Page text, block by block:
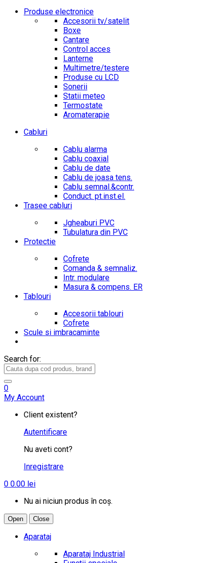
Produse electronice
Accesorii tv/satelit
Boxe
Cantare
Control acces
Lanterne
Multimetre/testere
Produse cu LCD
Sonerii
Statii meteo
Termostate
Aromaterapie
Cabluri
Cablu alarma
Cablu coaxial
Cablu de date
Cablu de joasa tens.
Cablu semnal.&contr.
Conduct. pt.inst.el.
Trasee cabluri
Jgheaburi PVC
Tubulatura din PVC
Protectie
Cofrete
Comanda & semnaliz.
Intr. modulare
Masura & compens. ER
Tablouri
Accesorii tablouri
Cofrete
Scule si imbracaminte
Search for:
0
My Account
Client existent?
Autentificare
Nu aveti cont?
Inregistrare
0 0.00 lei
Nu ai niciun produs în coș.
Open Close
Aparataj
Aparataj Industrial